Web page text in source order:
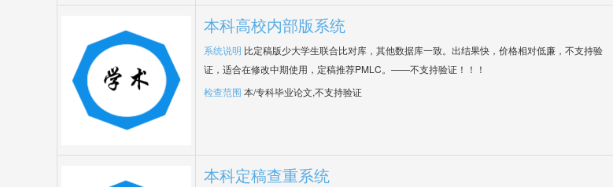
本科高校内部版系统
系统说明 比定稿版少大学生联合比对库，其他数据库一致。出结果快，价格相对低廉，不支持验
证，适合在修改中期使用，定稿推荐PMLC。——不支持验证！！！
检查范围 本/专科毕业论文,不支持验证
本科定稿查重系统